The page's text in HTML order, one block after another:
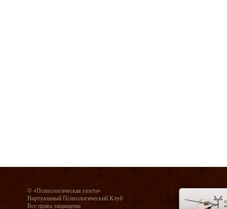
© «Психологическая газета»
Виртуальный Психологический Клуб
Все права защищены